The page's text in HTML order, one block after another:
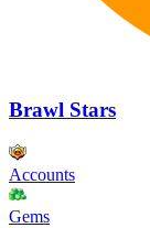
Brawl Stars
Accounts
Gems